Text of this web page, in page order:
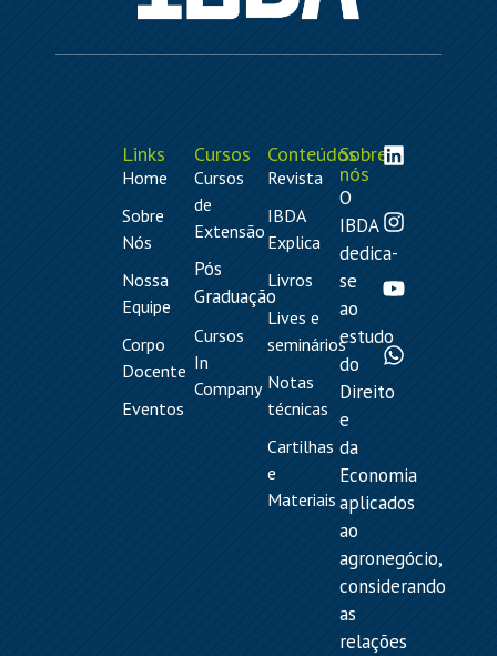
Links
Home
Sobre
Nós
Nossa
Equipe
Corpo
Docente
Eventos
Cursos
Cursos
de
Extensão
Pós
Graduação
Cursos
In
Company
Conteúdos
Revista
IBDA
Explica
Livros
Lives e
seminários
Notas
técnicas
Cartilhas
e
Materiais
Sobre
nós
O
IBDA
dedica-
se
ao
estudo
do
Direito
e
da
Economia
aplicados
ao
agronegócio,
considerando
as
relações